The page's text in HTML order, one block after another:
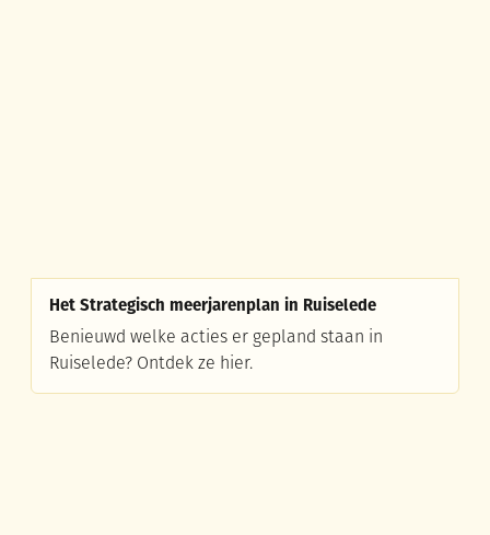
Het Strategisch meerjarenplan in Ruiselede
Benieuwd welke acties er gepland staan in
Ruiselede? Ontdek ze hier.